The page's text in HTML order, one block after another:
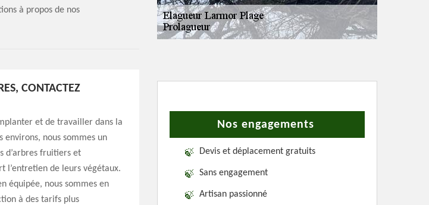
à propos de nos
CONTACTEZ
et de travailler dans la
environs, nous sommes un
d’arbres fruitiers et
l’entretien de leurs végétaux.
équipée, nous sommes en
à des tarifs plus
Nos engagements
Devis et déplacement gratuits
Sans engagement
Artisan passionné